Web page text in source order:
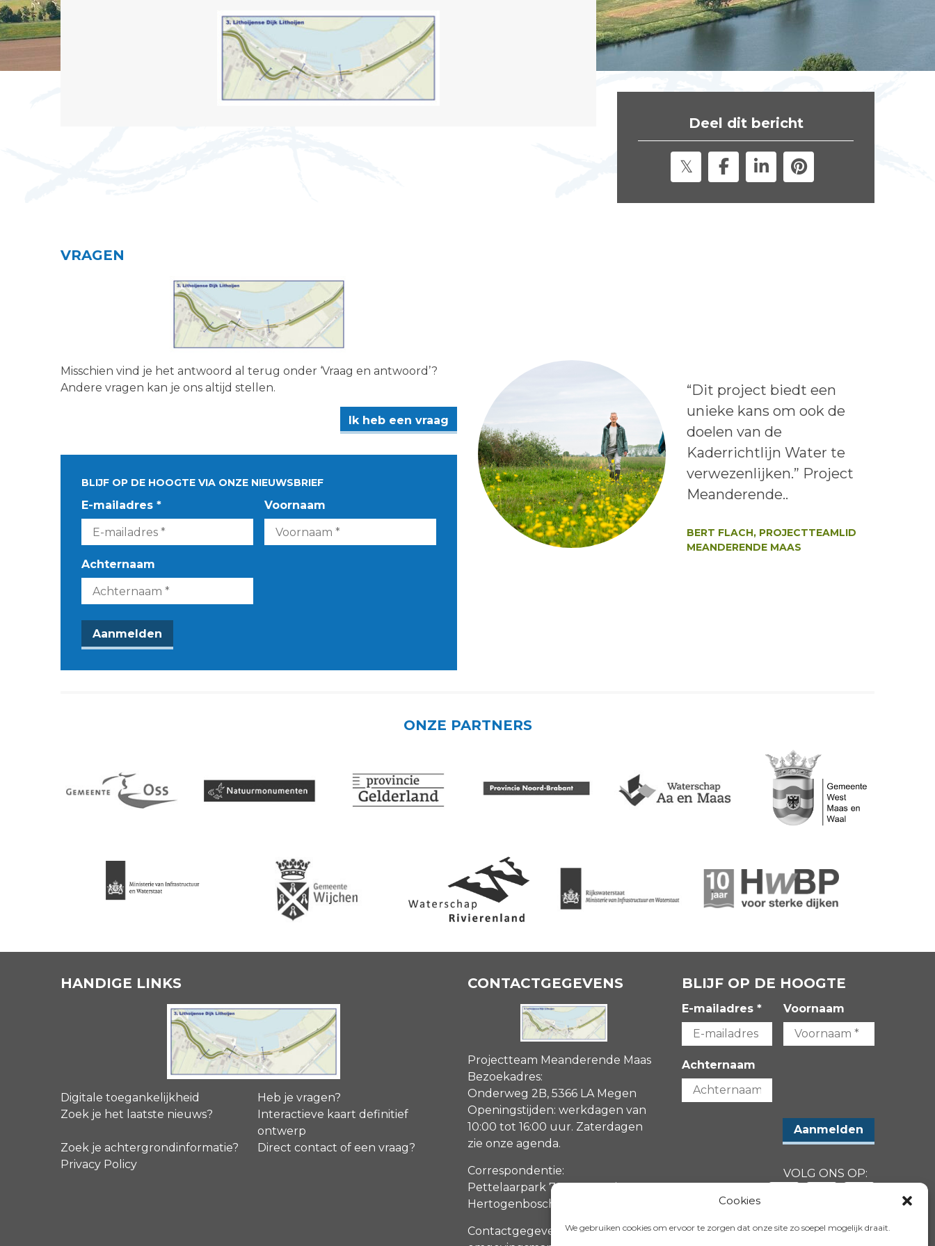
Cookies
We gebruiken cookies om ervoor te zorgen dat onze site zo soepel mogelijk draait.
Deel dit bericht
VRAGEN
Misschien vind je het antwoord al terug onder ‘Vraag en antwoord’?
Andere vragen kan je ons altijd stellen.
Ik heb een vraag
BLIJF OP DE HOOGTE VIA ONZE NIEUWSBRIEF
E-mailadres * Voornaam
Achternaam
Lees het bericht:
“Dit project biedt een
unieke kans om ook de
doelen van de
Kaderrichtlijn Water te
verwezenlijken.” Project
Meanderende..
BERT FLACH, PROJECTTEAMLID
MEANDERENDE MAAS
ONZE PARTNERS
HANDIGE LINKS
Digitale toegankelijkheid
Heb je vragen?
Zoek je het laatste nieuws?
Interactieve kaart definitief
ontwerp
Zoek je achtergrondinformatie?
Direct contact of een vraag?
Privacy Policy
CONTACTGEGEVENS
Projectteam Meanderende Maas
Bezoekadres:
Onderweg 2B, 5366 LA Megen
Openingstijden: werkdagen van
10:00 tot 16:00 uur. Zaterdagen
zie onze agenda.
Correspondentie:
Pettelaarpark 70, 5216 PP ‘s-
Hertogenbosch
Contactgegevens
BLIJF OP DE HOOGTE
E-mailadres * Voornaam
Achternaam
VOLG ONS OP: